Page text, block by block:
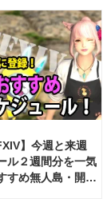
】今週と来週
ル２週間分を一気
すめ無人島・開拓